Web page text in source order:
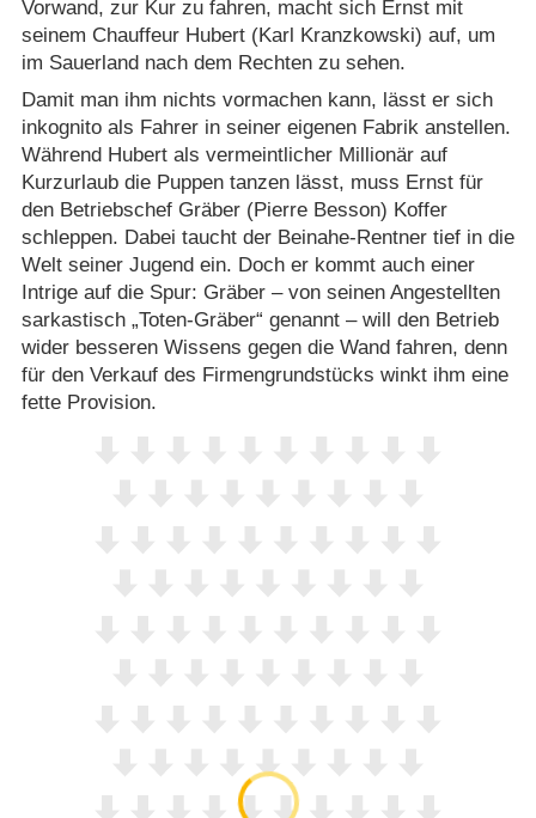
Vorwand, zur Kur zu fahren, macht sich Ernst mit
seinem Chauffeur Hubert (Karl Kranzkowski) auf, um
im Sauerland nach dem Rechten zu sehen.
Damit man ihm nichts vormachen kann, lässt er sich
inkognito als Fahrer in seiner eigenen Fabrik anstellen.
Während Hubert als vermeintlicher Millionär auf
Kurzurlaub die Puppen tanzen lässt, muss Ernst für
den Betriebschef Gräber (Pierre Besson) Koffer
schleppen. Dabei taucht der Beinahe-Rentner tief in die
Welt seiner Jugend ein. Doch er kommt auch einer
Intrige auf die Spur: Gräber – von seinen Angestellten
sarkastisch „Toten-Gräber“ genannt – will den Betrieb
wider besseren Wissens gegen die Wand fahren, denn
für den Verkauf des Firmengrundstücks winkt ihm eine
fette Provision.